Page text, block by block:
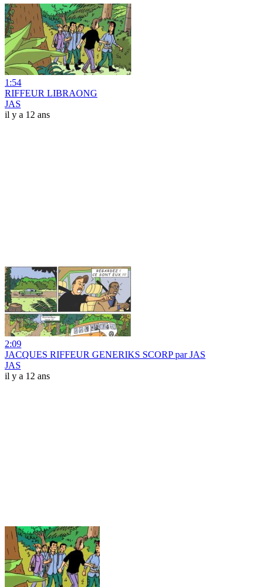
1:54
RIFFEUR LIBRAONG
JAS
il y a 12 ans
2:09
JACQUES RIFFEUR GENERIKS SCORP par JAS
JAS
il y a 12 ans